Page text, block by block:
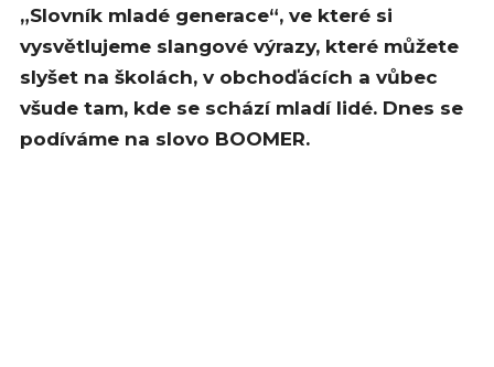
„Slovník mladé generace“, ve které si
vysvětlujeme slangové výrazy, které můžete
slyšet na školách, v obchoďácích a vůbec
všude tam, kde se schází mladí lidé. Dnes se
podíváme na slovo BOOMER.